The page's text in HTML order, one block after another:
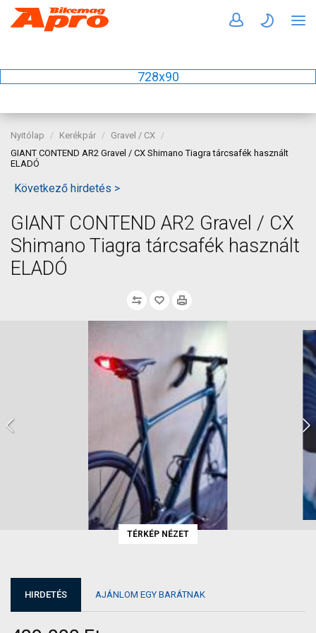
728x90
Nyitólap Kerékpár
Gravel / CX
GIANT CONTEND AR2 Gravel / CX Shimano Tiagra tárcsafék használt
ELADÓ
Következő hirdetés >
GIANT CONTEND AR2 Gravel / CX
Shimano Tiagra tárcsafék használt
ELADÓ
TÉRKÉP NÉZET
HIRDETÉS AJÁNLOM EGY BARÁTNAK